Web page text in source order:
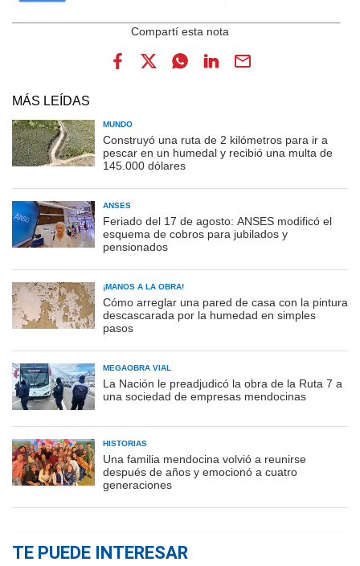
MÁS LEÍDAS
MUNDO
Construyó una ruta de 2 kilómetros para ir a
pescar en un humedal y recibió una multa de
145.000 dólares
ANSES
Feriado del 17 de agosto: ANSES modificó el
esquema de cobros para jubilados y
pensionados
¡MANOS A LA OBRA!
Cómo arreglar una pared de casa con la pintura
descascarada por la humedad en simples
pasos
MEGAOBRA VIAL
La Nación le preadjudicó la obra de la Ruta 7 a
una sociedad de empresas mendocinas
HISTORIAS
Una familia mendocina volvió a reunirse
después de años y emocionó a cuatro
generaciones
TE PUEDE INTERESAR